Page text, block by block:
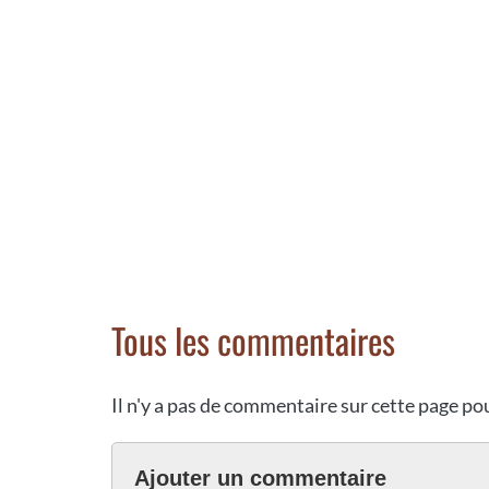
Tous les commentaires
Il n'y a pas de commentaire sur cette page
Ajouter un commentaire